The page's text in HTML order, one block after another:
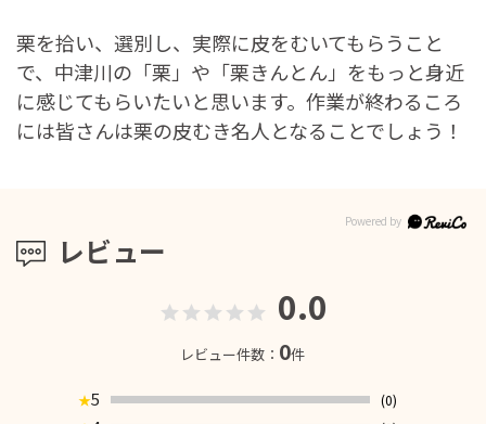
栗を拾い、選別し、実際に皮をむいてもらうこと
で、中津川の「栗」や「栗きんとん」をもっと身近
に感じてもらいたいと思います。作業が終わるころ
には皆さんは栗の皮むき名人となることでしょう！
レビュー
0.0
レビュー件数： 0件
★5
(0)